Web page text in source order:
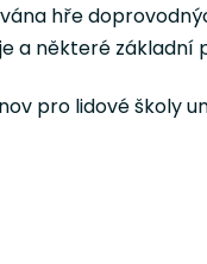
hře
a některé základní
pro lidové školy